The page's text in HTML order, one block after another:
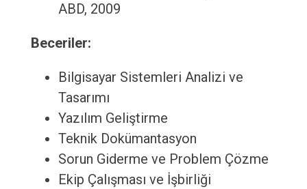
ABD, 2009
Beceriler:
Bilgisayar Sistemleri Analizi ve
Tasarımı
Yazılım Geliştirme
Teknik Dokümantasyon
Sorun Giderme ve Problem Çözme
Ekip Çalışması ve İşbirliği